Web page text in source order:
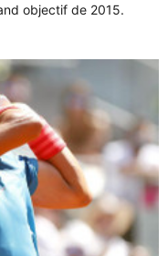
objectif de 2015.